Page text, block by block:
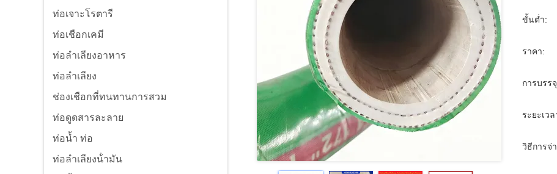
ท่อเจาะโรตารี
ท่อเชือกเคมี
ท่อลําเลียงอาหาร
ท่อลําเลียง
ช่องเชือกที่ทนทานการสวม
ท่อดูดสารละลาย
ท่อน้ำ ท่อ
ท่อลําเลียงน้ํามัน
ขั้นต่ำ:
ราคา:
การบรร
ระยะเว
วิธีการจ่